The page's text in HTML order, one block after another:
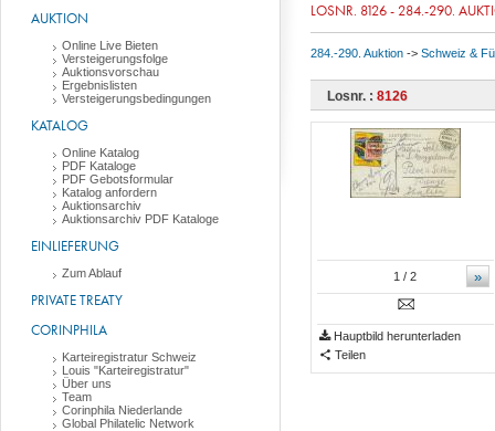
AUKTION
Online Live Bieten
Versteigerungsfolge
Auktionsvorschau
Ergebnislisten
Versteigerungsbedingungen
KATALOG
Online Katalog
PDF Kataloge
PDF Gebotsformular
Katalog anfordern
Auktionsarchiv
Auktionsarchiv PDF Kataloge
EINLIEFERUNG
Zum Ablauf
PRIVATE TREATY
CORINPHILA
Karteiregistratur Schweiz
Louis "Karteiregistratur"
Über uns
Team
Corinphila Niederlande
Global Philatelic Network
LOSNR. 8126 - 284.-290.
284.-290. Auktion -> Schweiz &
Losnr. : 8126
»
1 / 2
Hauptbild herunterladen
Teilen